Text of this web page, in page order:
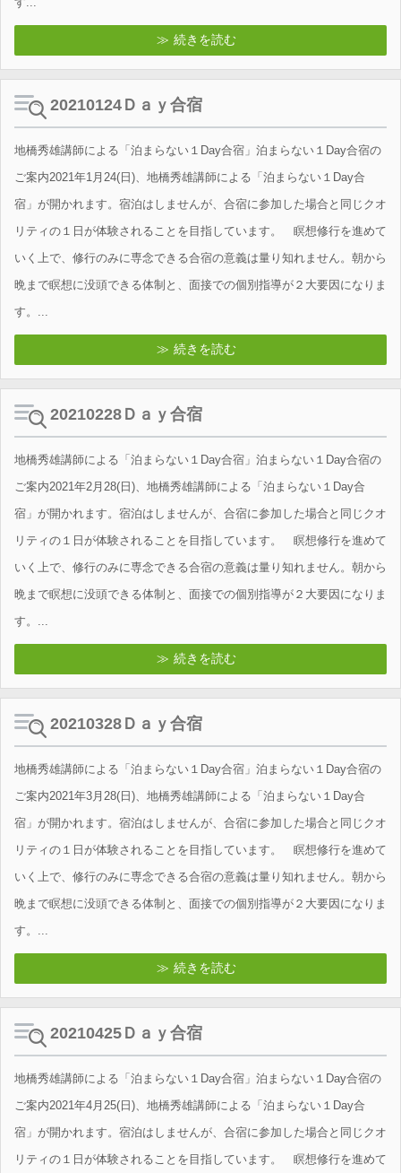
続きを読む
20210124Ｄａｙ合宿
地橋秀雄講師による「泊まらない１Day合宿」泊まらない１Day合宿の
ご案内2021年1月24(日)、地橋秀雄講師による「泊まらない１Day合
宿」が開かれます。宿泊はしませんが、合宿に参加した場合と同じクオ
リティの１日が体験されることを目指しています。 瞑想修行を進めて
いく上で、修行のみに専念できる合宿の意義は量り知れません。朝から
晩まで瞑想に没頭できる体制と、面接での個別指導が２大要因になりま
す。...
続きを読む
20210228Ｄａｙ合宿
地橋秀雄講師による「泊まらない１Day合宿」泊まらない１Day合宿の
ご案内2021年2月28(日)、地橋秀雄講師による「泊まらない１Day合
宿」が開かれます。宿泊はしませんが、合宿に参加した場合と同じクオ
リティの１日が体験されることを目指しています。 瞑想修行を進めて
いく上で、修行のみに専念できる合宿の意義は量り知れません。朝から
晩まで瞑想に没頭できる体制と、面接での個別指導が２大要因になりま
す。...
続きを読む
20210328Ｄａｙ合宿
地橋秀雄講師による「泊まらない１Day合宿」泊まらない１Day合宿の
ご案内2021年3月28(日)、地橋秀雄講師による「泊まらない１Day合
宿」が開かれます。宿泊はしませんが、合宿に参加した場合と同じクオ
リティの１日が体験されることを目指しています。 瞑想修行を進めて
いく上で、修行のみに専念できる合宿の意義は量り知れません。朝から
晩まで瞑想に没頭できる体制と、面接での個別指導が２大要因になりま
す。...
続きを読む
20210425Ｄａｙ合宿
地橋秀雄講師による「泊まらない１Day合宿」泊まらない１Day合宿の
ご案内2021年4月25(日)、地橋秀雄講師による「泊まらない１Day合
宿」が開かれます。宿泊はしませんが、合宿に参加した場合と同じクオ
リティの１日が体験されることを目指しています。 瞑想修行を進めて